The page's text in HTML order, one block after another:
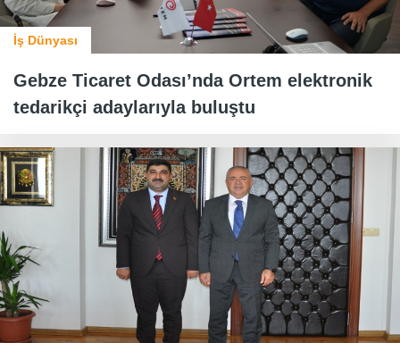
İş Dünyası
Gebze Ticaret Odası’nda Ortem elektronik
tedarikçi adaylarıyla buluştu